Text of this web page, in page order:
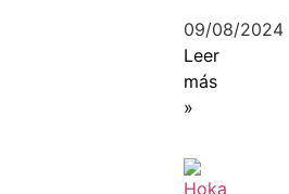
09/08/2024
Leer
más
»